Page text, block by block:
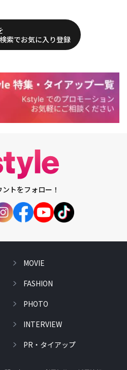
索でお気に入り登録
トをフォロー！
MOVIE
FASHION
PHOTO
INTERVIEW
PR・タイアップ